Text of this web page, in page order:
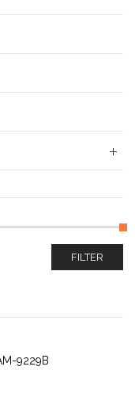
FILTER
9229B